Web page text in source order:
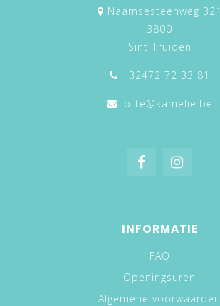
Naamsesteenweg 321
3800
Sint-Truiden
+32472 72 33 81
lotte@kamelie.be
INFORMATIE
FAQ
Openingsuren
Algemene voorwaarden